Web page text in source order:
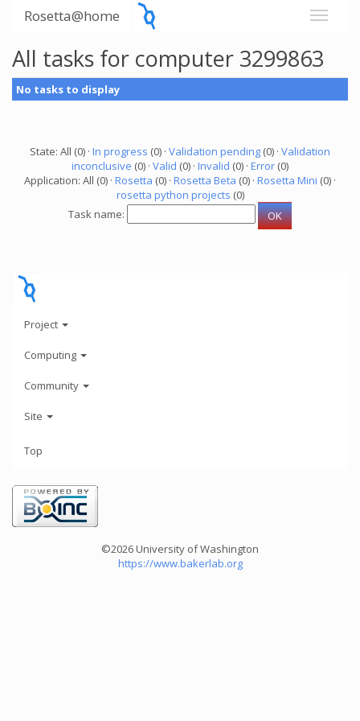
Rosetta@home
All tasks for computer 3299863
No tasks to display
State: All (0) · In progress (0) · Validation pending (0) · Validation
inconclusive (0) · Valid (0) · Invalid (0) · Error (0)
Application: All (0) · Rosetta (0) · Rosetta Beta (0) · Rosetta Mini (0) ·
rosetta python projects (0)
Task name:
Project
Computing
Community
Site
Top
©2026 University of Washington
https://www.bakerlab.org